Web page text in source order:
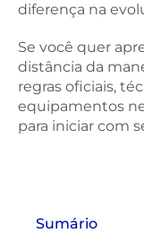
diferença na
Se você quer
distância da
regras oficiais,
equipamentos
para iniciar com
Sumário